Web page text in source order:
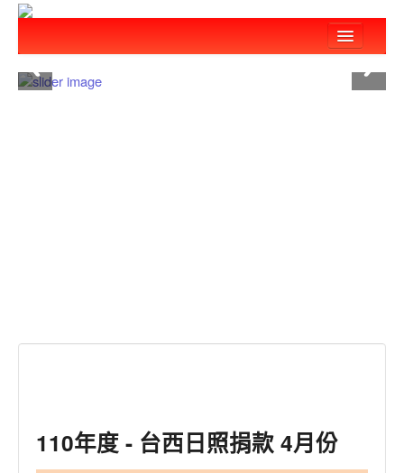
回首頁
留言板/志工招募
110年度 - 台西日照捐款 4月份